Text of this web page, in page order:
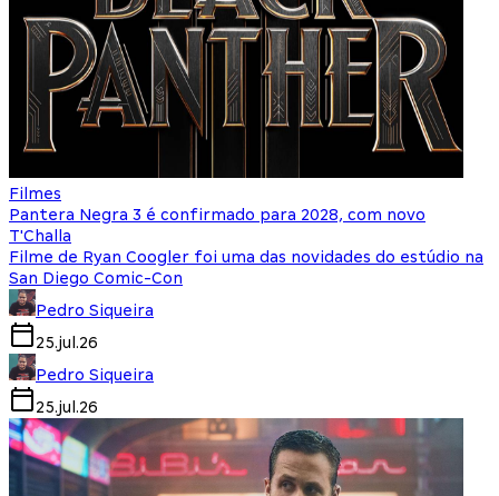
Filmes
Pantera Negra 3 é confirmado para 2028, com novo
T'Challa
Filme de Ryan Coogler foi uma das novidades do estúdio na
San Diego Comic-Con
Pedro Siqueira
25.jul.26
Pedro Siqueira
25.jul.26